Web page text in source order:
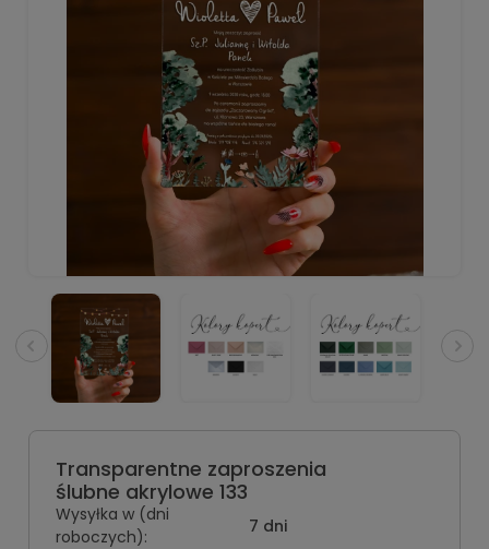
Transparentne zaproszenia
ślubne akrylowe 133
Wysyłka w (dni
roboczych):
7 dni